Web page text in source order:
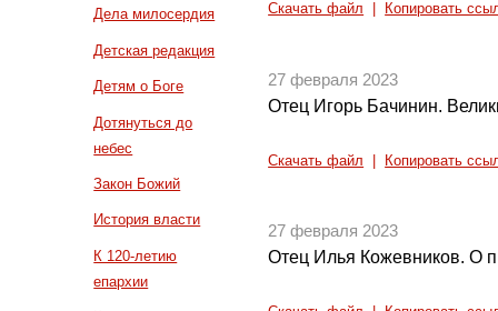
Дела милосердия
Детская редакция
Детям о Боге
Дотянуться до
небес
Закон Божий
История власти
К 120-летию
епархии
Скачать файл Копировать
27 февраля 2023
Отец Игорь Бачинин.
Скачать файл Копировать
27 февраля 2023
Отец Илья Кожевников. О